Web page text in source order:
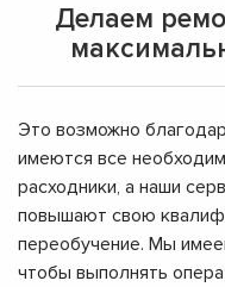
Делаем
Это возможно
имеются все
расходники, а наши
повышают свою
переобучение. Мы
чтобы выполнять